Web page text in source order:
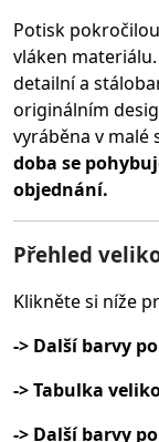
Potisk
vláken materiálu.
detailní a
originálním
vyráběna v malé
doba se
objednání.
Přehled
Klikněte si níže
-> Další barvy
-> Tabulka
-> Další barvy